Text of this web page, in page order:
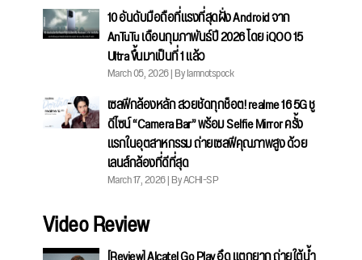
10 อันดับมือถือที่แรงที่สุดฝั่ง Android จาก
AnTuTu เดือนกุมภาพันธ์ปี 2026 โดย iQOO 15
Ultra ขึ้นมาเป็นที่ 1 แล้ว
March 05, 2026 | By Iamnotspock
เซลฟีกล้องหลัก สวยชัดทุกช็อต! realme 16 5G ชู
ดีไซน์ “Camera Bar” พร้อม Selfie Mirror ครั้ง
แรกในอุตสาหกรรม ถ่ายเซลฟีคุณภาพสูง ด้วย
เลนส์กล้องที่ดีที่สุด
March 17, 2026 | By ACHI-SP
Video Review
[Review] Alcatel Go Play อึด แตกยาก ถ่ายใต้น้ำ